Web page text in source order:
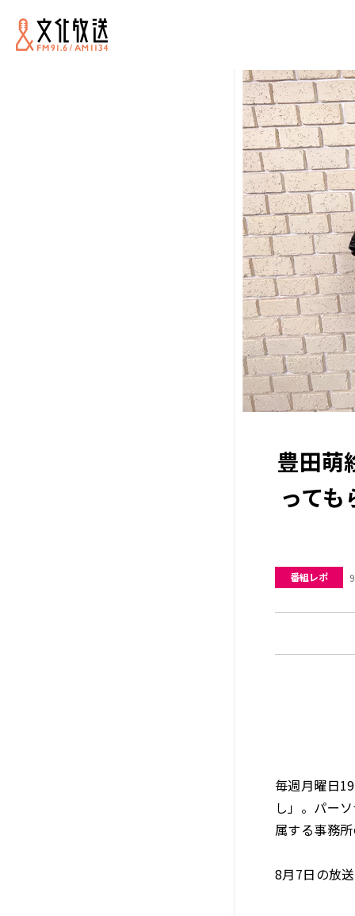
豊田萌
って
番組レポ
毎週月曜日
し」。パー
属する事務
8月7日の放